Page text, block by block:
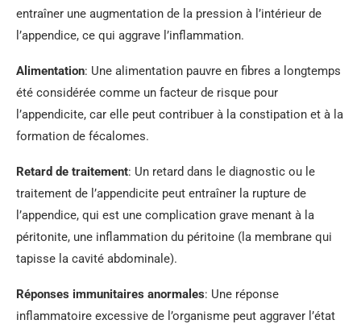
entraîner une augmentation de la pression à l’intérieur de
l’appendice, ce qui aggrave l’inflammation.
Alimentation: Une alimentation pauvre en fibres a longtemps
été considérée comme un facteur de risque pour
l’appendicite, car elle peut contribuer à la constipation et à la
formation de fécalomes.
Retard de traitement: Un retard dans le diagnostic ou le
traitement de l’appendicite peut entraîner la rupture de
l’appendice, qui est une complication grave menant à la
péritonite, une inflammation du péritoine (la membrane qui
tapisse la cavité abdominale).
Réponses immunitaires anormales: Une réponse
inflammatoire excessive de l’organisme peut aggraver l’état